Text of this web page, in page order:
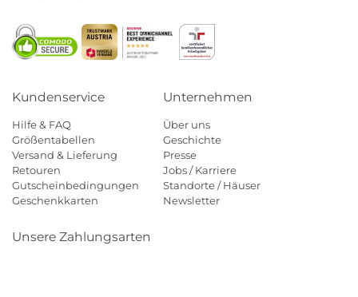
Kundenservice
Hilfe & FAQ
Größentabellen
Versand & Lieferung
Retouren
Gutscheinbedingungen
Geschenkkarten
Unternehmen
Über uns
Geschichte
Presse
Jobs / Karriere
Standorte / Häuser
Newsletter
Unsere Zahlungsarten